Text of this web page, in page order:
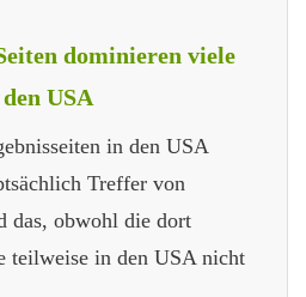
dominieren viele
USA
in den USA
Treffer von
das, obwohl die dort
teilweise in den USA nicht